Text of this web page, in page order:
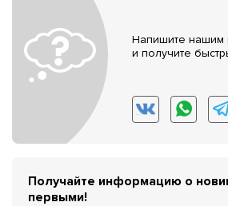
Напишите нашим
и получите
Получайте информацию о
первыми!